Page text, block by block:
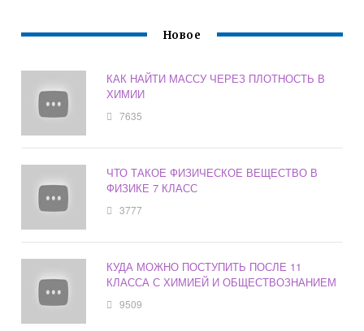
Новое
КАК НАЙТИ МАССУ ЧЕРЕЗ ПЛОТНОСТЬ В
ХИМИИ
7635
ЧТО ТАКОЕ ФИЗИЧЕСКОЕ ВЕЩЕСТВО В
ФИЗИКЕ 7 КЛАСС
3777
КУДА МОЖНО ПОСТУПИТЬ ПОСЛЕ 11
КЛАССА С ХИМИЕЙ И ОБЩЕСТВОЗНАНИЕМ
9509